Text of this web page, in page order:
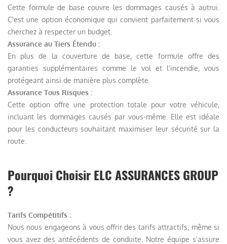
Cette formule de base couvre les dommages causés à autrui.
C'est une option économique qui convient parfaitement si vous
cherchez à respecter un budget.
Assurance au Tiers Étendu :
En plus de la couverture de base, cette formule offre des
garanties supplémentaires comme le vol et l'incendie, vous
protégeant ainsi de manière plus complète.
Assurance Tous Risques :
Cette option offre une protection totale pour votre véhicule,
incluant les dommages causés par vous-même. Elle est idéale
pour les conducteurs souhaitant maximiser leur sécurité sur la
route.
Pourquoi Choisir ELC ASSURANCES GROUP
?
Tarifs Compétitifs :
Nous nous engageons à vous offrir des tarifs attractifs, même si
vous avez des antécédents de conduite. Notre équipe s'assure